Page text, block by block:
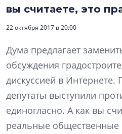
вы считаете, это
22 октября 2017 в 20:00
Дума предлагает
обсуждения
дискуссией в Интернете.
депутаты выступили
единогласно. А как вы
реальные общественные